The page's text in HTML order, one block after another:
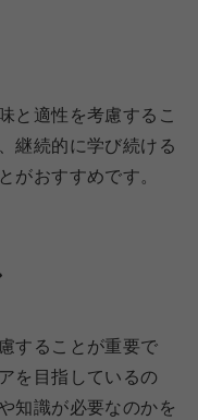
と適性を考慮するこ
継続的に学び続ける
がおすすめです。
することが重要で
を目指しているの
知識が必要なのかを